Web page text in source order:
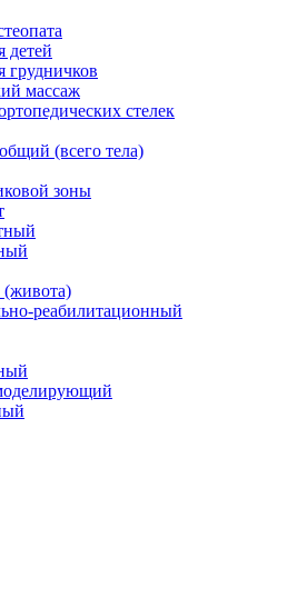
детей
грудничков
массаж
стелек
(всего тела)
зоны
реабилитационный